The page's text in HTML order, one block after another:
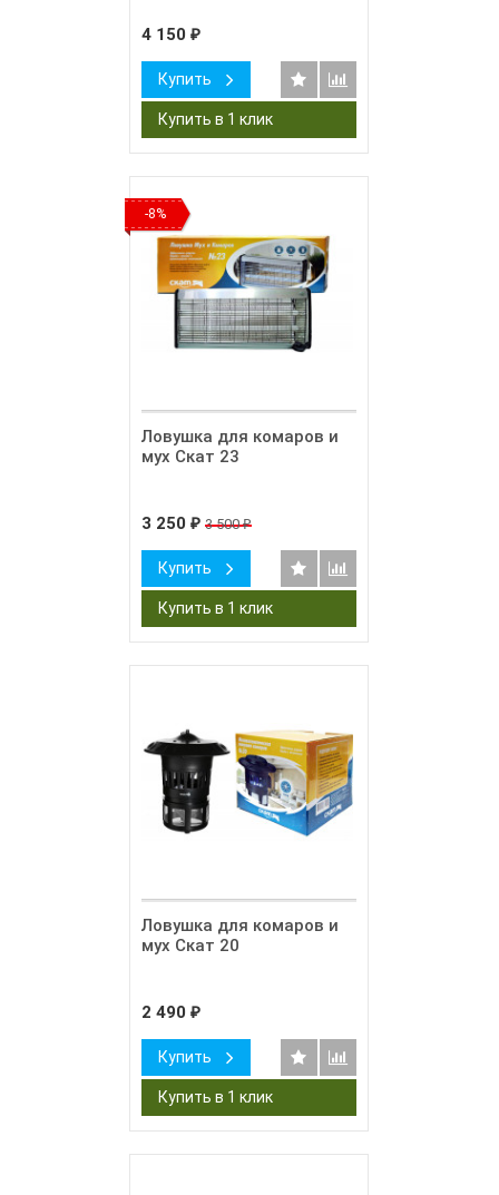
4 150 ₽
Купить
-8%
Ловушка для комаров и
мух Скат 23
3 250 ₽ 3 500₽
Купить
Ловушка для комаров и
мух Скат 20
2 490 ₽
Купить